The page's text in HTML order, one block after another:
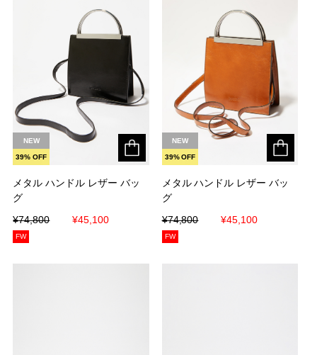
メタル ハンドル レザー バッ
グ
¥74,800
¥45,100
NEW
39% OFF
メタル ハンドル レザー バッ
グ
¥74,800
¥45,100
FW
メタル ハンドル レザー バッ
グ
¥74,800
¥45,100
NEW
39% OFF
メタル ハンドル レザー バッ
グ
¥74,800
¥45,100
FW